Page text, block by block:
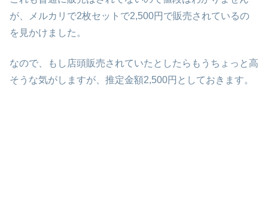
が、メルカリで2枚セットで2,500円で販売されているの
を見かけました。
なので、もし店頭販売されていたとしたらもうちょっと高
そうな気がしますが、推定金額2,500円としておきます。